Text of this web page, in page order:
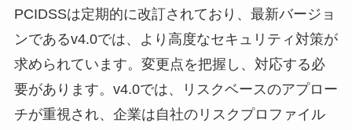
PCIDSSは定期的に改訂されており、最新バージョ
ンであるv4.0では、より高度なセキュリティ対策が
求められています。変更点を把握し、対応する必
要があります。v4.0では、リスクベースのアプロー
チが重視され、企業は自社のリスクプロファイル